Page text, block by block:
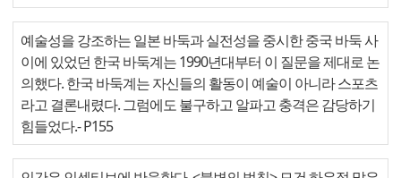
예술성을 강조하는 일본 바둑과 실전성을 중시한 중국 바둑 사
이에 있었던 한국 바둑계는 1990년대부터 이 질문을 제대로 논
의했다. 한국 바둑계는 자신들의 활동이 예술이 아니라 스포츠
라고 결론내렸다. 그럼에도 불구하고 알파고 충격은 감당하기
힘들었다.- P155